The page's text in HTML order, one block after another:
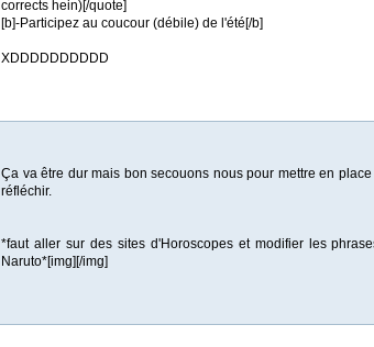
corrects hein)[/quote]
[b]-Participez au coucour (débile) de l'été[/b]
XDDDDDDDDDD
Ça va être dur mais bon secouons nous pour mettre en
réfléchir.
*faut aller sur des sites d'Horoscopes et modifier les
Naruto*[img][/img]